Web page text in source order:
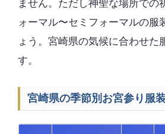
ません。ただし神聖な場所での
ォーマル〜セミフォーマルの服
ょう。宮崎県の気候に合わせた
す。
宮崎県の季節別お宮参り服